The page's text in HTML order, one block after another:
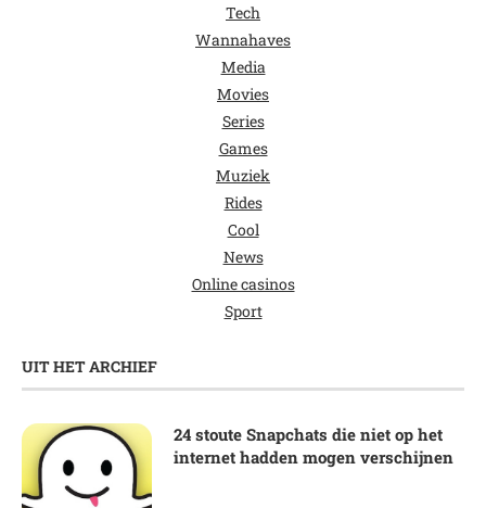
Tech
Wannahaves
Media
Movies
Series
Games
Muziek
Rides
Cool
News
Online casinos
Sport
UIT HET ARCHIEF
24 stoute Snapchats die niet op het
internet hadden mogen verschijnen